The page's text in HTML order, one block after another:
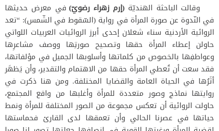
وقالت الباحثة الهنديّة (إرم زهراء رضويّ) في معرض حديثها
في النّدوة عن صورة المرأة في رواية (السّقوط في الشّمس): “تعد
الروائية الأردنية سناء شعلان إحدى أبرز الروائيات العربيات اللواتي
حاولن إعطاء المرأة حقها وتصحيح صورتِها ووصف مشاعرِها
وعواطفِها بالخصوص من كلماتها وأسلوبها الجميل في مؤلفاتها،
فقد سعت أن تُعطي المرأة حقها من الاهتمام والتقدير، وأن يَظهَر
أثَرُها في الحياة العامة والقضايا المختلفة. ومن هنا ذكرت في
روايتها نماذج وصور متعددة للمرأة وأغلبها من واقع المجتمع،
حاولت الروائية أن تعكس مجموعة من الصور المختلفة للمرأة ونمط
حياتها في عصرنا الحالي وأن تعمقها لدى القارئ فحماستها